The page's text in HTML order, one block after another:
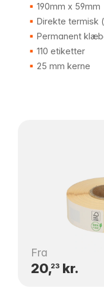
190mm x 59mm
Direkte termisk
Permanent
110 etiketter
25 mm kerne
Fra
20,23kr.